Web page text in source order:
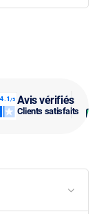
Avis vérifiés
Clients satisfaits